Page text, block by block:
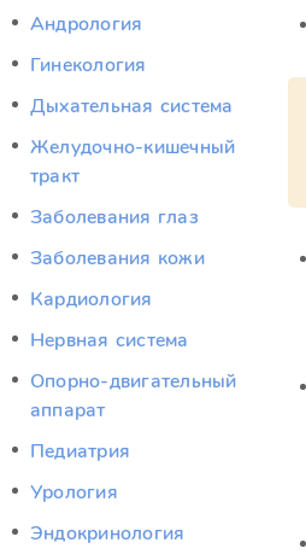
Андрология
Гинекология
Дыхательная система
Желудочно-кишечный
тракт
Заболевания глаз
Заболевания кожи
Кардиология
Нервная система
Опорно-двигательный
аппарат
Педиатрия
Урология
Эндокринология